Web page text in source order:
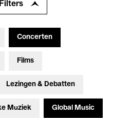
Filters
Concerten
Films
Lezingen & Debatten
Muziek Global Music